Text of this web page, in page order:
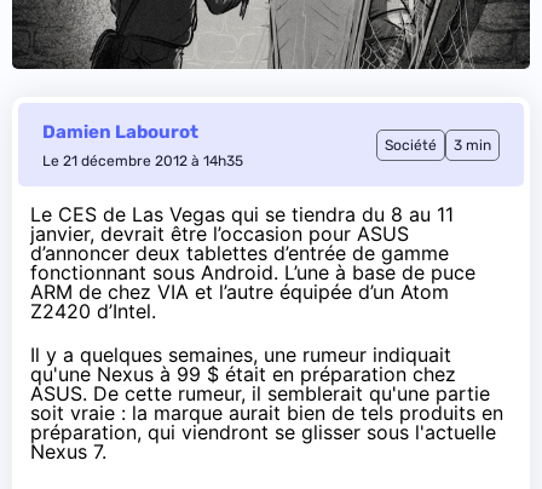
Damien Labourot
Le 21 décembre 2012 à 14h35
Société 3 min
Le CES de Las Vegas qui se tiendra du 8 au 11
janvier, devrait être l’occasion pour ASUS
d’annoncer deux tablettes d’entrée de gamme
fonctionnant sous Android. L’une à base de puce
ARM de chez VIA et l’autre équipée d’un Atom
Z2420 d’Intel.
Il y a quelques semaines, une rumeur indiquait
qu'une Nexus à 99 $ était en préparation chez
ASUS. De cette rumeur, il semblerait qu'une partie
soit vraie : la marque aurait bien de tels produits en
préparation, qui viendront se glisser sous l'actuelle
Nexus 7.